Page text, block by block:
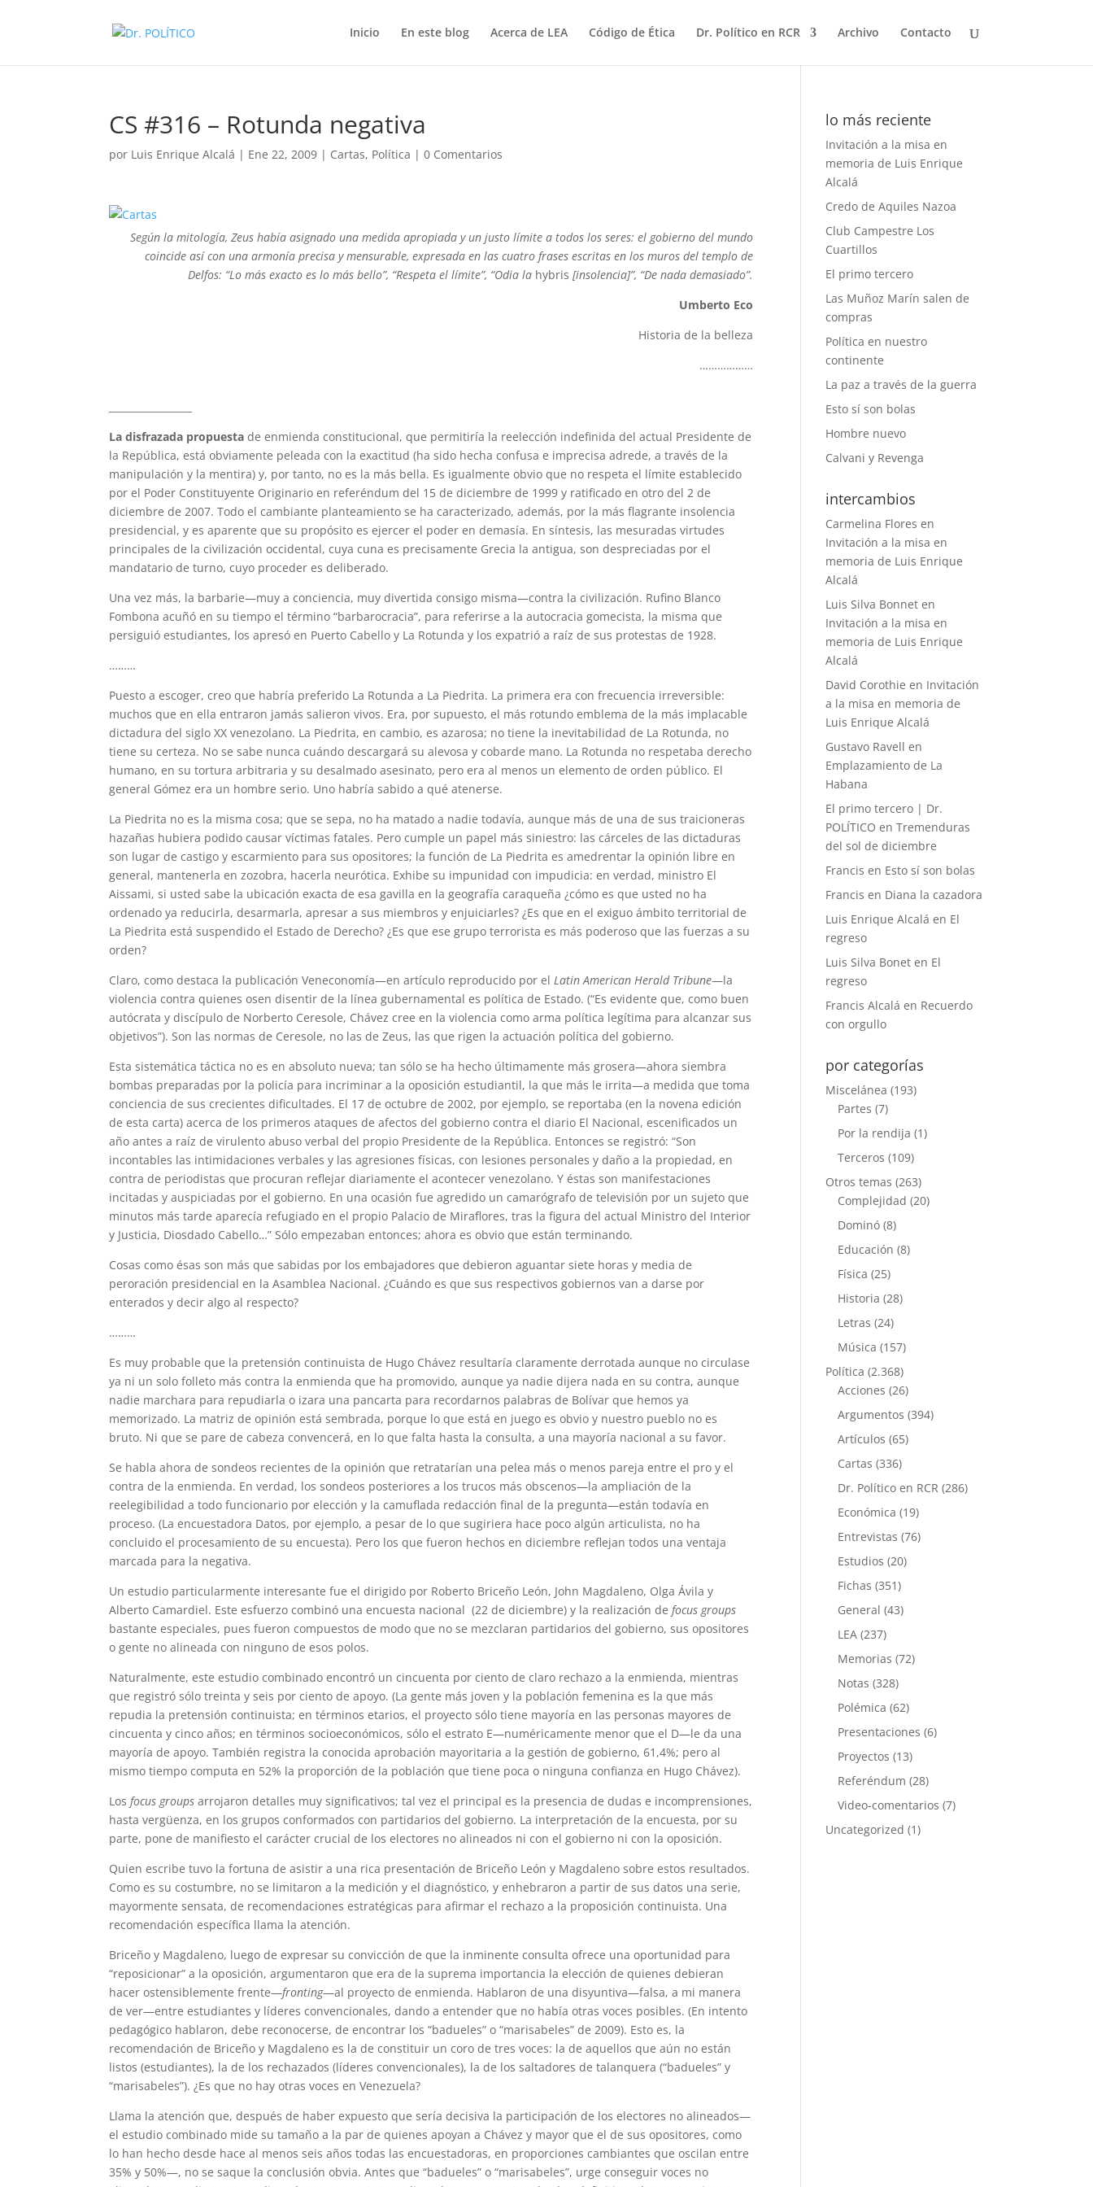
Inicio En este blog Acerca de LEA Código de Ética Dr. Político en RCR Archivo Contacto
CS #316 – Rotunda negativa
por Luis Enrique Alcalá | Ene 22, 2009 | Cartas, Política |0 Comentarios
Según la mitología, Zeus había asignado una medida apropiada y un justo límite a todos los seres: el gobierno del mundo
coincide así con una armonía precisa y mensurable, expresada en las cuatro frases escritas en los muros del templo de
Delfos: “Lo más exacto es lo más bello”, “Respeta el límite”, “Odia la hybris [insolencia]”, “De nada demasiado”.
Umberto Eco
Historia de la belleza
………………
La disfrazada propuesta de enmienda constitucional, que permitiría la reelección indefinida del actual Presidente de
la República, está obviamente peleada con la exactitud (ha sido hecha confusa e imprecisa adrede, a través de la
manipulación y la mentira) y, por tanto, no es la más bella. Es igualmente obvio que no respeta el límite establecido
por el Poder Constituyente Originario en referéndum del 15 de diciembre de 1999 y ratificado en otro del 2 de
diciembre de 2007. Todo el cambiante planteamiento se ha caracterizado, además, por la más flagrante insolencia
presidencial, y es aparente que su propósito es ejercer el poder en demasía. En síntesis, las mesuradas virtudes
principales de la civilización occidental, cuya cuna es precisamente Grecia la antigua, son despreciadas por el
mandatario de turno, cuyo proceder es deliberado.
Una vez más, la barbarie—muy a conciencia, muy divertida consigo misma—contra la civilización. Rufino Blanco
Fombona acuñó en su tiempo el término “barbarocracia”, para referirse a la autocracia gomecista, la misma que
persiguió estudiantes, los apresó en Puerto Cabello y La Rotunda y los expatrió a raíz de sus protestas de 1928.
………
Puesto a escoger, creo que habría preferido La Rotunda a La Piedrita. La primera era con frecuencia irreversible:
muchos que en ella entraron jamás salieron vivos. Era, por supuesto, el más rotundo emblema de la más implacable
dictadura del siglo XX venezolano. La Piedrita, en cambio, es azarosa; no tiene la inevitabilidad de La Rotunda, no
tiene su certeza. No se sabe nunca cuándo descargará su alevosa y cobarde mano. La Rotunda no respetaba derecho
humano, en su tortura arbitraria y su desalmado asesinato, pero era al menos un elemento de orden público. El
general Gómez era un hombre serio. Uno habría sabido a qué atenerse.
La Piedrita no es la misma cosa; que se sepa, no ha matado a nadie todavía, aunque más de una de sus traicioneras
hazañas hubiera podido causar víctimas fatales. Pero cumple un papel más siniestro: las cárceles de las dictaduras
son lugar de castigo y escarmiento para sus opositores; la función de La Piedrita es amedrentar la opinión libre en
general, mantenerla en zozobra, hacerla neurótica. Exhibe su impunidad con impudicia: en verdad, ministro El
Aissami, si usted sabe la ubicación exacta de esa gavilla en la geografía caraqueña ¿cómo es que usted no ha
ordenado ya reducirla, desarmarla, apresar a sus miembros y enjuiciarles? ¿Es que en el exiguo ámbito territorial de
La Piedrita está suspendido el Estado de Derecho? ¿Es que ese grupo terrorista es más poderoso que las fuerzas a su
orden?
Claro, como destaca la publicación Veneconomía—en artículo reproducido por elLatin American Herald Tribune—la
violencia contra quienes osen disentir de la línea gubernamental es política de Estado. (“Es evidente que, como buen
autócrata y discípulo de Norberto Ceresole, Chávez cree en la violencia como arma política legítima para alcanzar sus
objetivos”). Son las normas de Ceresole, no las de Zeus, las que rigen la actuación política del gobierno.
Esta sistemática táctica no es en absoluto nueva; tan sólo se ha hecho últimamente más grosera—ahora siembra
bombas preparadas por la policía para incriminar a la oposición estudiantil, la que más le irrita—a medida que toma
conciencia de sus crecientes dificultades. El 17 de octubre de 2002, por ejemplo, se reportaba (en la novena edición
de esta carta) acerca de los primeros ataques de afectos del gobierno contra el diario El Nacional, escenificados un
año antes a raíz de virulento abuso verbal del propio Presidente de la República. Entonces se registró: “Son
incontables las intimidaciones verbales y las agresiones físicas, con lesiones personales y daño a la propiedad, en
contra de periodistas que procuran reflejar diariamente el acontecer venezolano. Y éstas son manifestaciones
incitadas y auspiciadas por el gobierno. En una ocasión fue agredido un camarógrafo de televisión por un sujeto que
minutos más tarde aparecía refugiado en el propio Palacio de Miraflores, tras la figura del actual Ministro del Interior
y Justicia, Diosdado Cabello…” Sólo empezaban entonces; ahora es obvio que están terminando.
Cosas como ésas son más que sabidas por los embajadores que debieron aguantar siete horas y media de
peroración presidencial en la Asamblea Nacional. ¿Cuándo es que sus respectivos gobiernos van a darse por
enterados y decir algo al respecto?
………
Es muy probable que la pretensión continuista de Hugo Chávez resultaría claramente derrotada aunque no circulase
ya ni un solo folleto más contra la enmienda que ha promovido, aunque ya nadie dijera nada en su contra, aunque
nadie marchara para repudiarla o izara una pancarta para recordarnos palabras de Bolívar que hemos ya
memorizado. La matriz de opinión está sembrada, porque lo que está en juego es obvio y nuestro pueblo no es
bruto. Ni que se pare de cabeza convencerá, en lo que falta hasta la consulta, a una mayoría nacional a su favor.
Se habla ahora de sondeos recientes de la opinión que retratarían una pelea más o menos pareja entre el pro y el
contra de la enmienda. En verdad, los sondeos posteriores a los trucos más obscenos—la ampliación de la
reelegibilidad a todo funcionario por elección y la camuflada redacción final de la pregunta—están todavía en
proceso. (La encuestadora Datos, por ejemplo, a pesar de lo que sugiriera hace poco algún articulista, no ha
concluido el procesamiento de su encuesta). Pero los que fueron hechos en diciembre reflejan todos una ventaja
marcada para la negativa.
Un estudio particularmente interesante fue el dirigido por Roberto Briceño León, John Magdaleno, Olga Ávila y
Alberto Camardiel. Este esfuerzo combinó una encuesta nacional (22 de diciembre) y la realización defocus groups
bastante especiales, pues fueron compuestos de modo que no se mezclaran partidarios del gobierno, sus opositores
o gente no alineada con ninguno de esos polos.
Naturalmente, este estudio combinado encontró un cincuenta por ciento de claro rechazo a la enmienda, mientras
que registró sólo treinta y seis por ciento de apoyo. (La gente más joven y la población femenina es la que más
repudia la pretensión continuista; en términos etarios, el proyecto sólo tiene mayoría en las personas mayores de
cincuenta y cinco años; en términos socioeconómicos, sólo el estrato E—numéricamente menor que el D—le da una
mayoría de apoyo. También registra la conocida aprobación mayoritaria a la gestión de gobierno, 61,4%; pero al
mismo tiempo computa en 52% la proporción de la población que tiene poca o ninguna confianza en Hugo Chávez).
Losfocus groups arrojaron detalles muy significativos; tal vez el principal es la presencia de dudas e incomprensiones,
hasta vergüenza, en los grupos conformados con partidarios del gobierno. La interpretación de la encuesta, por su
parte, pone de manifiesto el carácter crucial de los electores no alineados ni con el gobierno ni con la oposición.
Quien escribe tuvo la fortuna de asistir a una rica presentación de Briceño León y Magdaleno sobre estos resultados.
Como es su costumbre, no se limitaron a la medición y el diagnóstico, y enhebraron a partir de sus datos una serie,
mayormente sensata, de recomendaciones estratégicas para afirmar el rechazo a la proposición continuista. Una
recomendación específica llama la atención.
Briceño y Magdaleno, luego de expresar su convicción de que la inminente consulta ofrece una oportunidad para
“reposicionar” a la oposición, argumentaron que era de la suprema importancia la elección de quienes debieran
hacer ostensiblemente frente—fronting—al proyecto de enmienda. Hablaron de una disyuntiva—falsa, a mi manera
de ver—entre estudiantes y líderes convencionales, dando a entender que no había otras voces posibles. (En intento
pedagógico hablaron, debe reconocerse, de encontrar los “badueles” o “marisabeles” de 2009). Esto es, la
recomendación de Briceño y Magdaleno es la de constituir un coro de tres voces: la de aquellos que aún no están
listos (estudiantes), la de los rechazados (líderes convencionales), la de los saltadores de talanquera (“badueles” y
“marisabeles”). ¿Es que no hay otras voces en Venezuela?
Llama la atención que, después de haber expuesto que sería decisiva la participación de los electores no alineados—
el estudio combinado mide su tamaño a la par de quienes apoyan a Chávez y mayor que el de sus opositores, como
lo han hecho desde hace al menos seis años todas las encuestadoras, en proporciones cambiantes que oscilan entre
35% y 50%—, no se saque la conclusión obvia. Antes que “badueles” o “marisabeles”, urge conseguir voces no
lo más reciente
Invitación a la misa en
memoria de Luis Enrique
Alcalá
Credo de Aquiles Nazoa
Club Campestre Los
Cuartillos
El primo tercero
Las Muñoz Marín salen de
compras
Política en nuestro
continente
La paz a través de la guerra
Esto sí son bolas
Hombre nuevo
Calvani y Revenga
intercambios
Carmelina Flores en
Invitación a la misa en
memoria de Luis Enrique
Alcalá
Luis Silva Bonnet en
Invitación a la misa en
memoria de Luis Enrique
Alcalá
David Corothie en Invitación
a la misa en memoria de
Luis Enrique Alcalá
Gustavo Ravell en
Emplazamiento de La
Habana
El primo tercero | Dr.
POLÍTICO enTremenduras
del sol de diciembre
Francis en Esto sí son bolas
Francis en Diana la cazadora
Luis Enrique Alcalá en El
regreso
Luis Silva Bonet en El
regreso
Francis Alcalá en Recuerdo
con orgullo
por categorías
Miscelánea (193)
Partes (7)
Por la rendija (1)
Terceros (109)
Otros temas (263)
Complejidad (20)
Dominó (8)
Educación (8)
Física (25)
Historia (28)
Letras (24)
Música (157)
Política (2.368)
Acciones (26)
Argumentos (394)
Artículos (65)
Cartas (336)
Dr. Político en RCR (286)
Económica (19)
Entrevistas (76)
Estudios (20)
Fichas (351)
General (43)
LEA (237)
Memorias (72)
Notas (328)
Polémica (62)
Presentaciones (6)
Proyectos (13)
Referéndum (28)
Video-comentarios (7)
Uncategorized (1)